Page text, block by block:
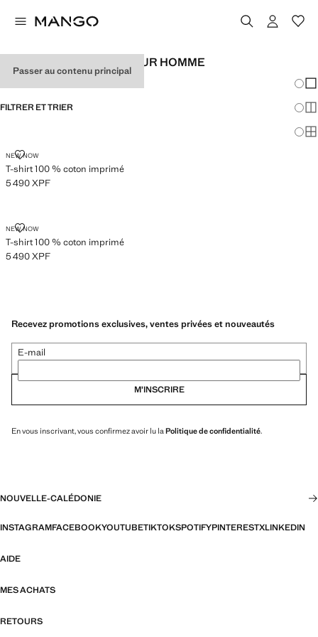
Passer au contenu principal
T-SHIRTS IMPRIMÉES POUR HOMME
FILTRER ET TRIER
NEW NOW
T-shirt 100 % coton imprimé
T-SHIRT 100 % COTON IMPRIMÉ
Prix actuel [5 490 XPF ]
5 490 XPF
NEW NOW
T-shirt 100 % coton imprimé
T-SHIRT 100 % COTON IMPRIMÉ
Prix actuel [5 490 XPF ]
5 490 XPF
Recevez promotions exclusives, ventes privées et nouveautés
E-mail
M’INSCRIRE
En vous inscrivant, vous confirmez avoir lu la Politique de confidentialité.
NOUVELLE-CALÉDONIE
INSTAGRAMFACEBOOKYOUTUBETIKTOKSPOTIFYPINTERESTXLINKEDIN
AIDE
MES ACHATS
RETOURS